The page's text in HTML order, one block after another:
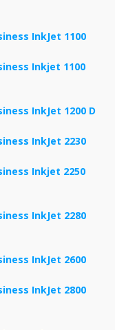
InkJet 1100
Inkjet 1100
InkJet 1200 D
InkJet 2230
Inkjet 2250
InkJet 2280
InkJet 2600
InkJet 2800